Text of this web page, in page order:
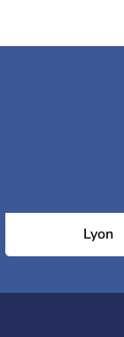
Lyon